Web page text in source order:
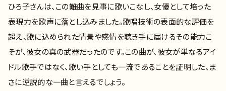
ひろ子さんは、この難曲を見事に歌いこなし、女優として培った
表現力を歌声に落とし込みました。歌唱技術の表面的な評価を
超え、歌に込められた情景や感情を聴き手に届けるその能力こ
そが、彼女の真の武器だったのです。この曲が、彼女が単なるアイ
ドル歌手ではなく、歌い手としても一流であることを証明した、ま
さに逆説的な一曲と言えるでしょう。